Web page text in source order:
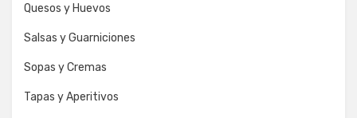
Quesos y Huevos
Salsas y Guarniciones
Sopas y Cremas
Tapas y Aperitivos